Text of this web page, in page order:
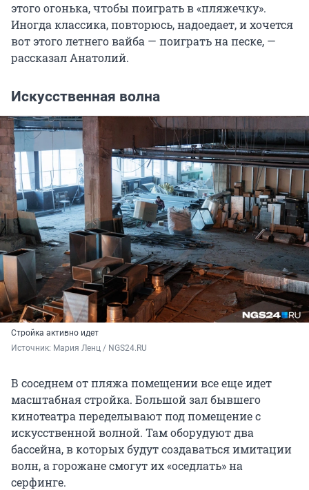
этого огонька, чтобы поиграть в «пляжечку».
Иногда классика, повторюсь, надоедает, и хочется
вот этого летнего вайба — поиграть на песке, —
рассказал Анатолий.
Искусственная волна
Стройка активно идет
Источник: Мария Ленц / NGS24.RU
В соседнем от пляжа помещении все еще идет
масштабная стройка. Большой зал бывшего
кинотеатра переделывают под помещение с
искусственной волной. Там оборудуют два
бассейна, в которых будут создаваться имитации
волн, а горожане смогут их «оседлать» на
серфинге.